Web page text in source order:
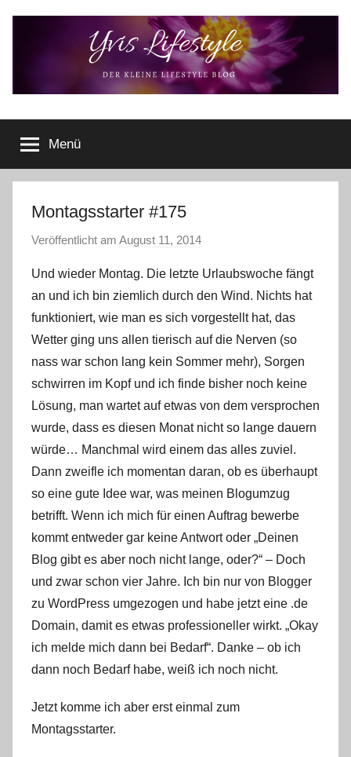
Yvis
Lifestyle
Lifestyle
Blog
–
Lifestyle,
Rezensionen,
Produkttests
vieles
mehr
Menü
Montagsstarter #175
Veröffentlicht am August 11, 2014
n
Y
v
o
n
n
e
Und wieder Montag. Die letzte Urlaubswoche fängt
an und ich bin ziemlich durch den Wind. Nichts hat
funktioniert, wie man es sich vorgestellt hat, das
Wetter ging uns allen tierisch auf die Nerven (so
nass war schon lang kein Sommer mehr), Sorgen
schwirren im Kopf und ich finde bisher noch keine
Lösung, man wartet auf etwas von dem versprochen
wurde, dass es diesen Monat nicht so lange dauern
würde… Manchmal wird einem das alles zuviel.
Dann zweifle ich momentan daran, ob es überhaupt
so eine gute Idee war, was meinen Blogumzug
betrifft. Wenn ich mich für einen Auftrag bewerbe
kommt entweder gar keine Antwort oder „Deinen
Blog gibt es aber noch nicht lange, oder?“ – Doch
und zwar schon vier Jahre. Ich bin nur von Blogger
zu WordPress umgezogen und habe jetzt eine .de
Domain, damit es etwas professioneller wirkt. „Okay
ich melde mich dann bei Bedarf“. Danke – ob ich
dann noch Bedarf habe, weiß ich noch nicht.
Jetzt komme ich aber erst einmal zum
Montagsstarter.